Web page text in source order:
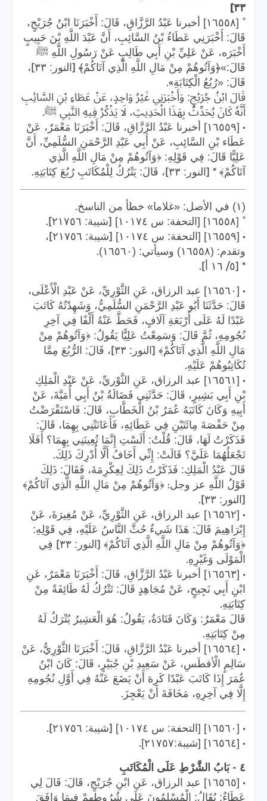
٣٣]
°
[١٦٥٥٨] أخبرنا عَبْدُ الرَّزَّاقِ، قَالَ: أَخْبَرَنَا ابْنُ جُرَيْجٍ،
قَالَ: أَخْبَرَنِي عَطَاءُ بْنُ السَّائِبِ، أَنَّ عَبْدَ اللَّهِ بْنَ حَبِيبٍ
أَخْبَرَه، عَنْ عَلِيِّ بْنِ أَبِي طَالِبٍ عَنْ رَسُولِ اللَّهِ ﷺ
قَالَ:»﴿وَآتُوهُمْ مِنْ مَالِ اللَّهِ الَّذِي آتَاكُمْ﴾ [النور: ٣٣ ]،
قَالَ: «رُبُعُ الْكِتَابَةِ».
قَالَ ابْنُ جُرَيْجٍ: وَأَخْبَرَنِي غَيْرُ وَاحِدٍ، عَنْ عَطَاءِ بْنِ السَّائِبِ
أَنَّهُ كَانَ يُحَدِّثُ بِهَذَا الْحَدِيثِ، لَا يَذْكُرُ فِيهِ النَّبِي ﷺ.
•
[١٦٥٥٩] أخبرنا عَبْدُ الرَّزَّاقِ، قَالَ: أَخْبَرَنَا مَعْمَرٌ، عَنْ
عَطَاء بْنِ السَّائِبِ، عَنْ أَبِي عَبْدِ الرَّحْمَنِ السُّلَمِيِّ، أَنَّ
عَلِيًّا قَالَ: فِي قَوْلِهِ: ﴿وَآتُوهُمْ مِنْ مَالِ اللَّهِ الَّذِي
آتَاكُمْ﴾ * [النور: ٣٣ ]، قَالَ: يَتْرُكُ لِلْمُكَاتَبِ رُبُعَ كِتَابَتِهِ.
(١) في الأصل: «غلاما» خطأ من الناسخ
.
° [١٦٥٥٨] [التحفة: س ١٠١٧٤] [شيبة: ٢١٧٥٦
].
• [١٦٥٥٩] [التحفة: س ١٠١٧٤] [شيبة: ٢١٧٥٦ ]،
وتقدم: (١٦٥٥٨) وسيأتي: (١٦٥٦٠)
.
* [٥/ ١٦ أ].
•
[١٦٥٦٠] عبد الرزاق، عَنِ الثَّوْرِيِّ، عَنْ عَبْدِ الْأَعْلَى،
قَالَ: حَدَّثَنَا أَبُو عَبْدِ الرَّحْمَنِ السُّلَمِيُّ، وَشَهِدْتُهُ كَاتَبَ
عَبْدًا لَهُ عَلَى أَرْبَعَةِ آلَافٍ، فَحَطَّ عَنْهُ أَلْفًا فِي آخِرِ
نُجُومِهِ، ثُمَّ قَالَ: وَسَمِعْتُ عَلِيًّا يَقُولُ: ﴿وَآتُوهُمْ مِنْ
مَالِ اللَّهِ الَّذِي آتَاكُمْ﴾ [النور: ٣٣ ]، قَالَ: الرُّبُعَ مِمَّا
تُكَاتِبُوهُمْ عَلَيْهِ.
•
[١٦٥٦١] عبد الرزاق، عَنِ الثَّوْريِّ، عَنْ عَبْدِ الْمَلِكِ
بْنِ أَبِي بَشِيرٍ، قَالَ: حَدَّثَنِي فَضَالَةُ بْنُ أَبِي أُمَيَّةَ، عَنْ
أَبِيهِ وَكَانَ كَاتَبَهُ عُمَرُ بْنُ الْخَطَّابِ، قَالَ: فَاسْتَقْرَضْتُ
مِنْ حَفْصَةَ مِائَتَيْنِ فِي عَطَائِهِ، فَأَعَانَتْنِي بِهِمَا، قَالَ:
فَذَكَرْتُ لَهَا، قَالَ: قُلْتُ: أَلَسْتِ إِنَّمَا تُعِينَنِي بِهِمَا؟ أَفَلَا
تَجْعَلُهُمَا عَلَيَّ؟ قَالَتْ: إِنِّي أَخَافُ أَلَّا أُدْرِكَ ذَلِكَ.
قَالَ عَبْدُ الْمَلِكِ: فَذَكَرْتُ ذَلِكَ لِعِكْرِمَةَ، فَقَالَ: ذَلِكَ
قَوْلُ اللَّهِ عز وجل: ﴿وَآتُوهُمْ مِنْ مَالِ اللَّهِ الَّذِي آتَاكُمْ﴾
[النور: ٣٣
].
•
[١٦٥٦٢] عبد الرزاق، عَنِ الثَّوْرِيِّ، عَنْ مُغِيرَةَ، عَنْ
إِبْرَاهِيمَ قَالَ: هَذَا شَيءٌ حُثَّ النَّاسُ عَلَيْهِ، فِي قَوْلِهِ:
﴿وَآتُوهُمْ مِنْ مَالِ اللَّهِ الَّذِي آتَاكُمْ﴾ [النور: ٣٣ ] فِي
الْمَوْلَى وَغَيْرِهِ.
•
[١٦٥٦٣] أخبرنا عَبْدُ الرَّزَّاقِ، قَالَ: أَخْبَرَنَا مَعْمَرٌ، عَنِ
ابْنِ أَبِي نَجِيحٍ، عَنْ مُجَاهِدٍ قَالَ: تَتْرُكُ لَهُ طَائِفَةً مِنْ
كِتَابَتِهِ.
قَالَ مَعْمَرٌ: وَكَانَ قَتَادَةُ، يَقُولُ: هُوَ الْعَشِيرُ يُتْرَكُ لَهُ
مِنْ كِتَابَتِهِ.
•
[١٦٥٦٤] أخبرنا عَبْدُ الرَّزَّاقِ، قَالَ: أَخْبَرَنَا الثَّوْرِيُّ، عَنْ
سَالِمٍ الْأفطَسِ، عَنْ سَعِيدِ بْنِ جُبَيْرٍ، قَالَ: كَانَ ابْنُ
عُمَرَ إِذَا كَاتَبَ عَبْدًا كَرِهَ أَنْ يَضَعَ عَنْهُ فِي أَوَّلِ نُجُومِهِ
إِلَّا فِي آخِرِهِ، مَخَافَةَ أَنْ يَعْجِزَ .
• [١٦٥٦٠] [التحفة: س ١٠١٧٤] [شيبة: ٢١٧٥٦
].
• [١٦٥٦٤] [شيبة:٢١٧٥٧] .
٤ -بَابُ الشَّرْطِ عَلَى الْمُكَاتَبِ
•
[١٦٥٦٥] عبد الرزاق، عَنِ ابْنِ جُرَيْجٍ، قَالَ: قَالَ لِي
عَطَاءٌ: يُقَالُ: الْمُسْلِمُونَ عَلَى شُرُوطِهِمْ فِيمَا وَافَقَ